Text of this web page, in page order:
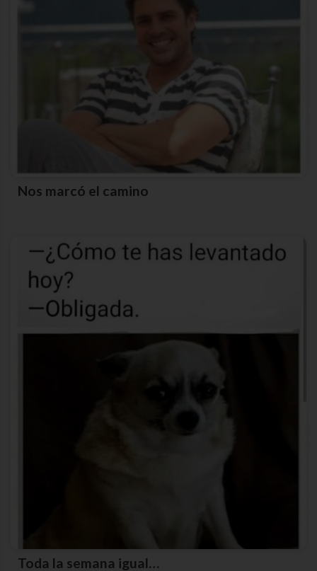
Nos marcó el camino
Toda la semana igual…